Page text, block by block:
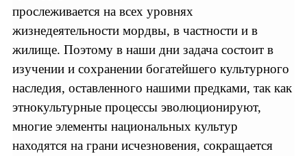
прослеживается на всех уровнях
жизнедеятельности мордвы, в частности и в
жилище. Поэтому в наши дни задача состоит в
изучении и сохранении богатейшего культурного
наследия, оставленного нашими предками, так как
этнокультурные процессы эволюционируют,
многие элементы национальных культур
находятся на грани исчезновения, сокращается